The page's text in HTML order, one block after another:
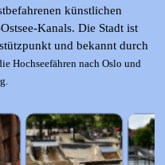
künstlichen
Kanals. Die Stadt ist
und bekannt durch
Hochseefähren nach Oslo und